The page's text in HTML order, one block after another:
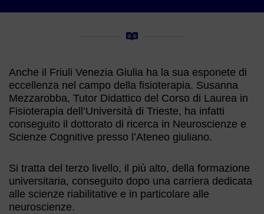
Anche il Friuli Venezia Giulia ha la sua esponete di
eccellenza nel campo della fisioterapia. Susanna
Mezzarobba, Tutor Didattico del Corso di Laurea in
Fisioterapia dell’Università di Trieste, ha infatti
conseguito il dottorato di ricerca in Neuroscienze e
Scienze Cognitive presso l’Ateneo giuliano.
Si tratta del terzo livello, il più alto, della formazione
universitaria, conseguito dopo una carriera dedicata
alle scienze riabilitative e in particolare alle
neuroscienze.